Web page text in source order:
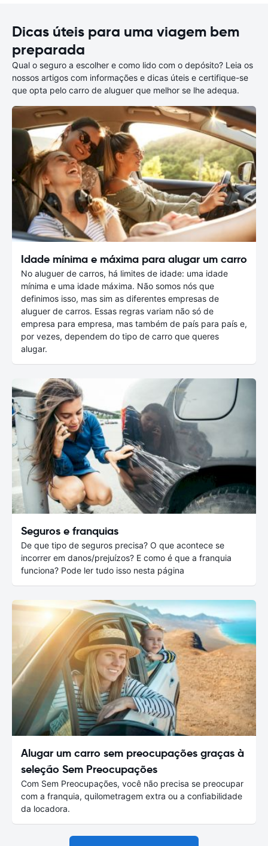
Dicas úteis para uma viagem bem
preparada
Qual o seguro a escolher e como lido com o depósito? Leia os
nossos artigos com informações e dicas úteis e certifique-se
que opta pelo carro de aluguer que melhor se lhe adequa.
Idade mínima e máxima para alugar um carro
No aluguer de carros, há limites de idade: uma idade
mínima e uma idade máxima. Não somos nós que
definimos isso, mas sim as diferentes empresas de
aluguer de carros. Essas regras variam não só de
empresa para empresa, mas também de país para país e,
por vezes, dependem do tipo de carro que queres
alugar.
Seguros e franquias
De que tipo de seguros precisa? O que acontece se
incorrer em danos/prejuízos? E como é que a franquia
funciona? Pode ler tudo isso nesta página
Alugar um carro sem preocupações graças à
seleção Sem Preocupações
Com Sem Preocupações, você não precisa se preocupar
com a franquia, quilometragem extra ou a confiabilidade
da locadora.